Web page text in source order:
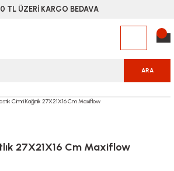
TL ÜZERİ KARGO BEDAVA
ARA
27X21X16 Cm Maxiflow